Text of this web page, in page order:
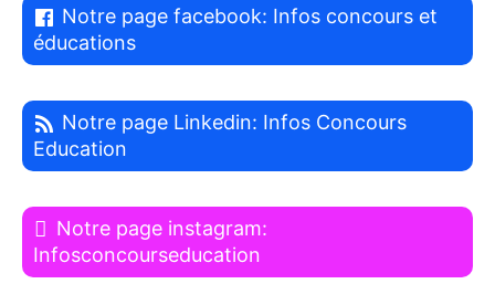
Notre page facebook: Infos concours et
éducations
Notre page Linkedin: Infos Concours
Education
Notre page instagram:
Infosconcourseducation